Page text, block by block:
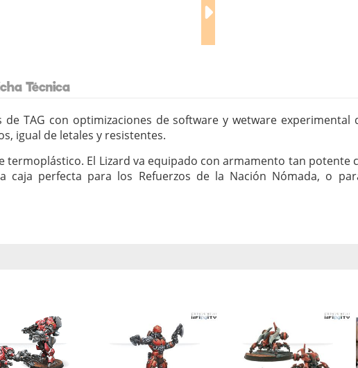
Técnica
TAG con optimizaciones de software y wetware
igual de letales y resistentes.
termoplástico. El Lizard va equipado con armamento tan potente
caja perfecta para los Refuerzos de la Nación Nómada, o